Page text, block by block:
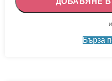
Бърза